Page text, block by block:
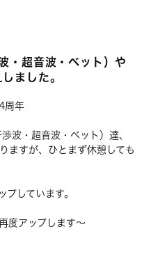
・超音波・ベット）や
ました。
周年
波・超音波・ベット）達、
ますが、ひとまず休憩しても
プしています。
度アップします～